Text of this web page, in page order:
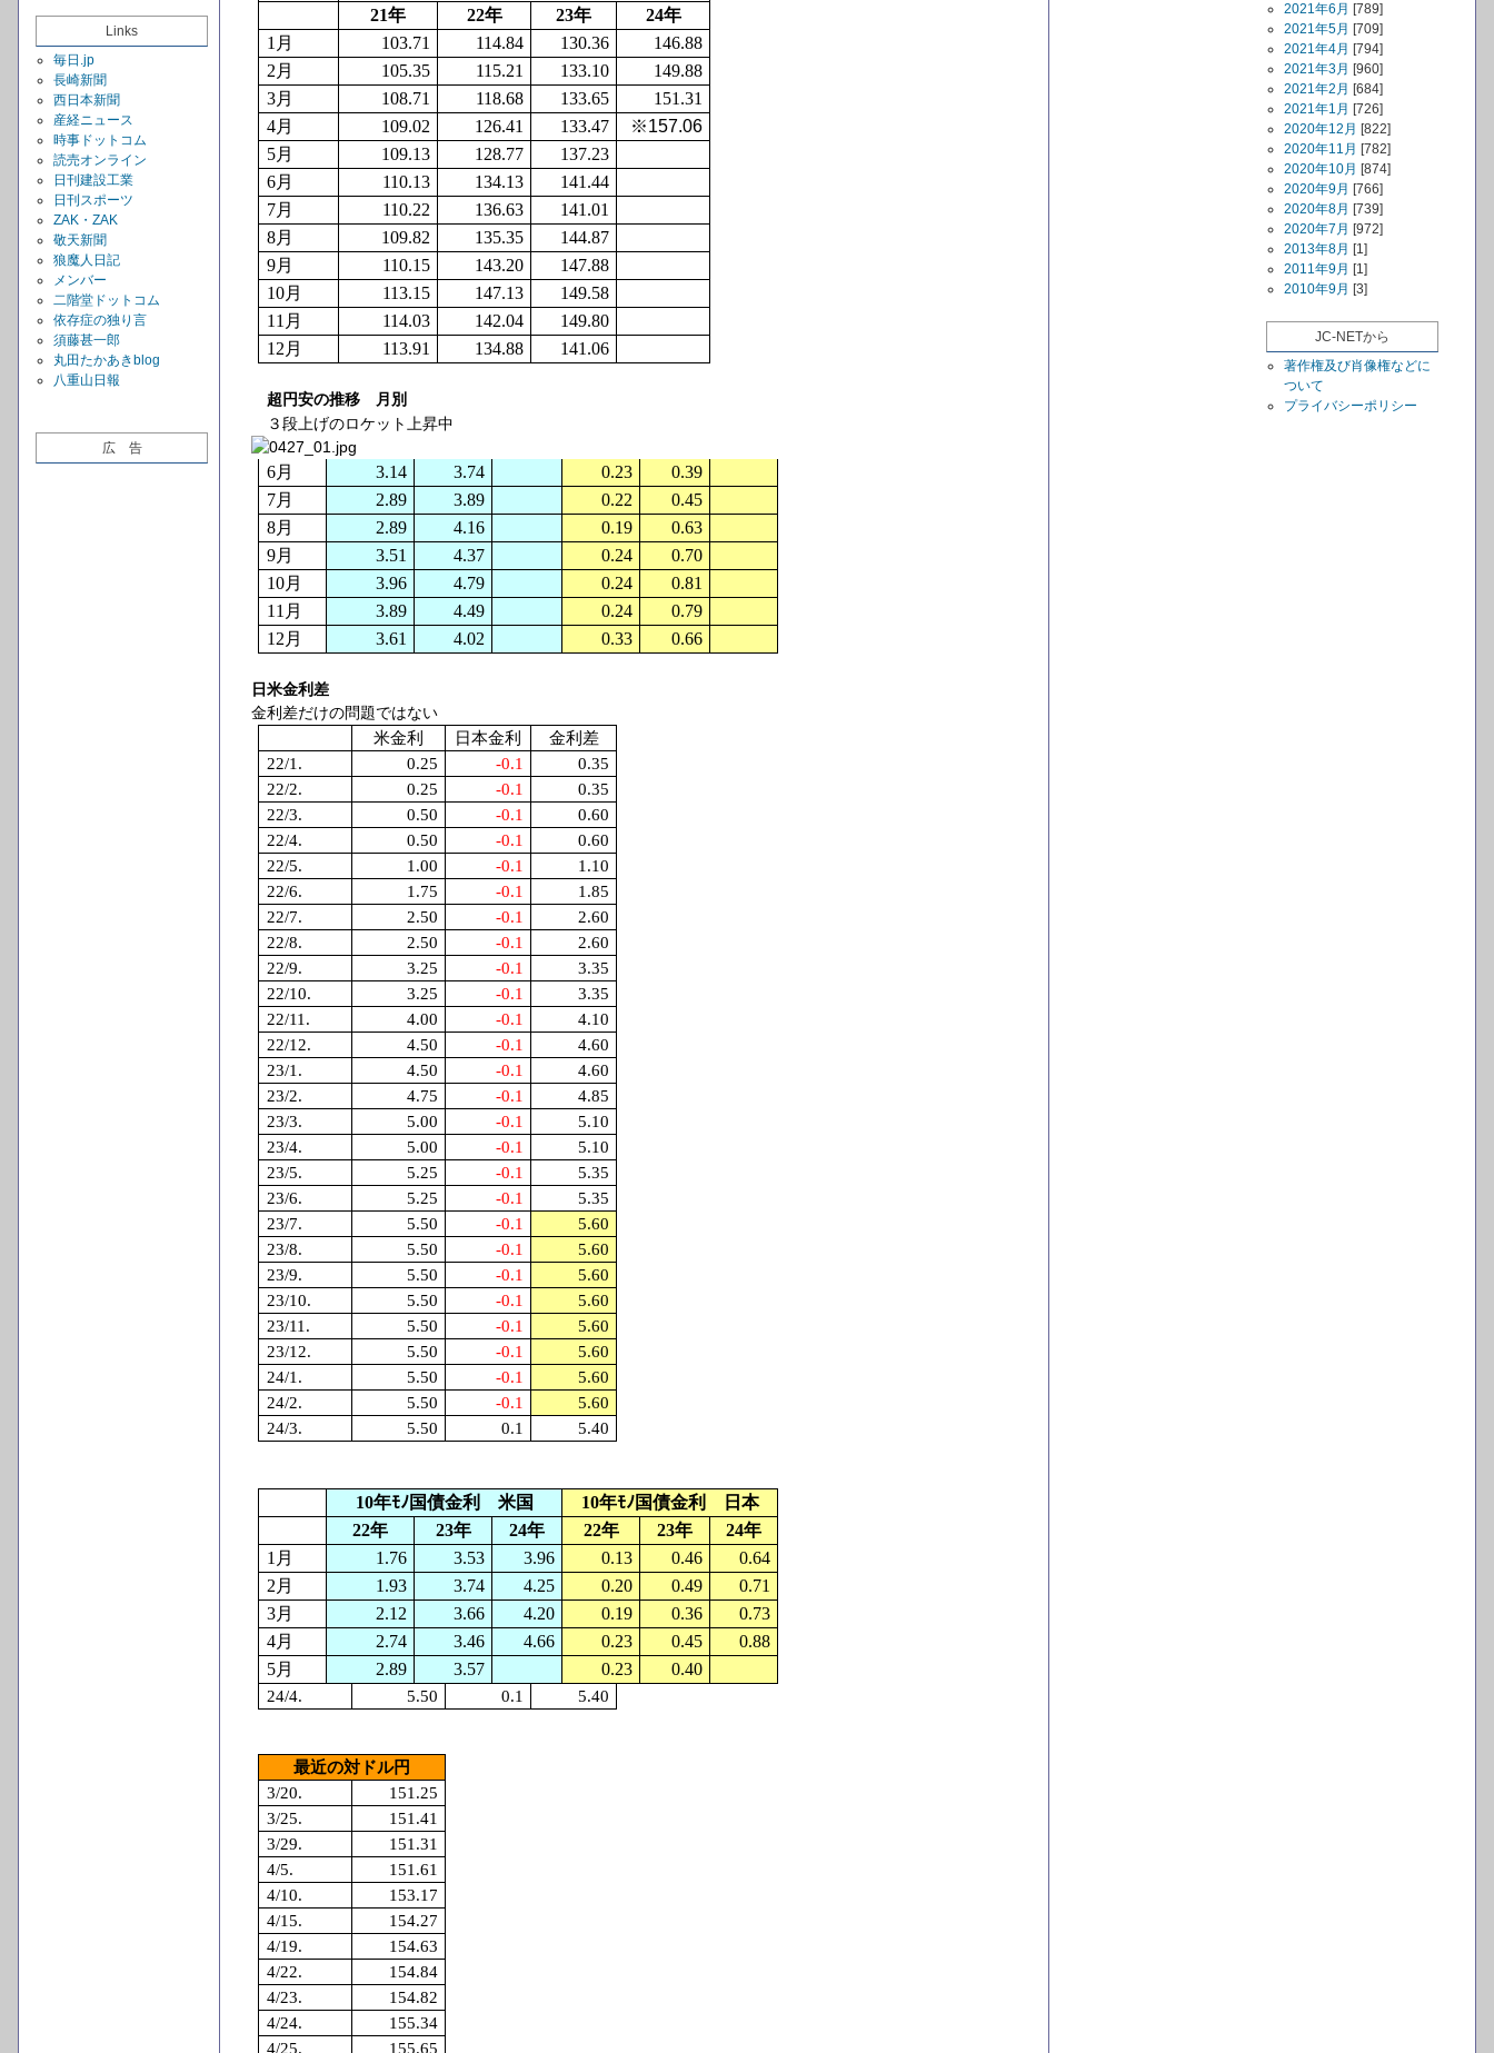
Links
毎日.jp
長崎新聞
西日本新聞
産経ニュース
時事ドットコム
読売オンライン
日刊建設工業
日刊スポーツ
ZAK・ZAK
敬天新聞
狼魔人日記
メンバー
二階堂ドットコム
依存症の独り言
須藤甚一郎
丸田たかあきblog
八重山日報
広 告
21年 22年 23年 24年
1 月 103.71 114.84 130.36
146.88
2 月 105.35 115.21 133.10
149.88
3月 108.71 118.68 133.65
151.31
4月 109.02 126.41 133.47 ※157.06
5月 109.13 128.77
137.23
6月 110.13 134.13
141.44
7月 110.22 136.63
141.01
8月 109.82 135.35
144.87
9月 110.15 143.20
147.88
10月 113.15 147.13
149.58
11 月 114.03 142.04
149.80
12 月 113.91 134.88 141.06
超円安の推移 月別
３段上げのロケット上昇中
6月 3.14 3.74 0.23
0.39
7月 2.89 3.89 0.22
0.45
8月 2.89 4.16 0.19
0.63
9月 3.51 4.37 0.24
0.70
10月 3.96 4.79 0.24
0.81
11 月 3.89 4.49 0.24
0.79
12 月 3.61 4.02 0.33 0.66
日米金利差
金利差だけの問題ではない
米金利 日本金利
金利差
22/1.
0.25 -0.1
0.35
22/2.
0.25 -0.1
0.35
22/3.
0.50 -0.1
0.60
22/4.
0.50 -0.1
0.60
22/5.
1.00 -0.1
1.10
22/6.
1.75 -0.1
1.85
22/7.
2.50 -0.1
2.60
22/8.
2.50 -0.1
2.60
22/9.
3.25 -0.1
3.35
22/10.
3.25 -0.1
3.35
22/11.
4.00 -0.1
4.10
22/12.
4.50 -0.1
4.60
23/1.
4.50 -0.1
4.60
23/2.
4.75 -0.1
4.85
23/3.
5.00 -0.1
5.10
23/4.
5.00 -0.1
5.10
23/5.
5.25 -0.1
5.35
23/6.
5.25 -0.1
5.35
23/7.
5.50 -0.1
5.60
23/8.
5.50 -0.1
5.60
23/9.
5.50 -0.1
5.60
23/10.
5.50 -0.1
5.60
23/11.
5.50 -0.1
5.60
23/12.
5.50 -0.1
5.60
24/1.
5.50 -0.1
5.60
24/2.
5.50 -0.1
5.60
24/3.
5.50 0.1 5.40
10年ﾓﾉ国債金利 米国 10年ﾓﾉ国債金利 日本
22年 23年 24年 22年 23年 24年
1 月 1.76 3.53 3.96 0.13 0.46
0.64
2 月 1.93 3.74 4.25 0.20 0.49
0.71
3月 2.12 3.66 4.20 0.19 0.36
0.73
4月 2.74 3.46 4.66 0.23 0.45
0.88
5月 2.89 3.57 0.23 0.40
24/4. 5.50 0.1 5.40
最近の対ドル円
3/20.
151.25
3/25.
151.41
3/29.
151.31
4/5.
151.61
4/10.
153.17
4/15.
154.27
4/19.
154.63
4/22.
154.84
4/23.
154.82
4/24.
155.34
4/25.
155.65
2021年6月 [789]
2021年5月 [709]
2021年4月 [794]
2021年3月 [960]
2021年2月 [684]
2021年1月 [726]
2020年12月 [822]
2020年11月 [782]
2020年10月 [874]
2020年9月 [766]
2020年8月 [739]
2020年7月 [972]
2013年8月 [1]
2011年9月 [1]
2010年9月 [3]
JC-NETから
著作権及び肖像権などに
ついて
プライバシーポリシー